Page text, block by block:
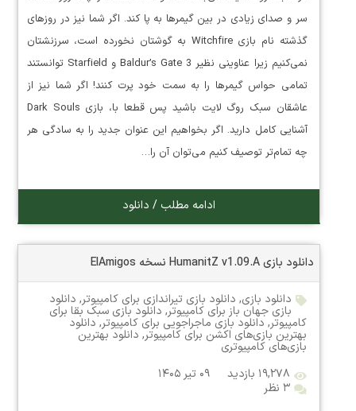
سر و صدای زیادی در بین گیمر‌ها به پا کند. اگر شما نیز در روز‌های
گذشته نام بازی Witchfire به گوشتان نخورده است، سرزنشتان
نمی‌کنیم زیرا عناوینی نظیر Baldur’s Gate 3 و Starfield توانستند
تمامی حواس گیمر‌ها را به سمت خود پرت کنند! اگر شما نیز از
عاشقان سبک روگ لایت باشید پس قطعا با، بازی Dark Souls
آشنایی کامل دارید. اگر بخواهیم این عنوان جدید را به سادگی هر
چه تمام‌تر توصیف کنیم می‌توان آن را…
ادامه مطلب / دانلود
دانلود بازی HumanitZ v1.09.A نسخه ElAmigos
دانلود بازی, دانلود بازی تیراندازی برای کامپیوتر, دانلود
بازی جهان باز برای کامپیوتر, دانلود بازی سبک بقا برای
کامپیوتر, دانلود بازی ماجراجویی برای کامپیوتر, دانلود
بهترین بازی‌های اکشن برای کامپیوتر, دانلود بهترین
بازی‌های کامپیوتری
۱۹,۲۷۸ بازدید
۰۹ تیر ۱۴۰۵
۳ نظر